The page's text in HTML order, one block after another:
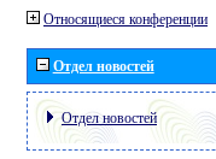
Относящиеся конференции
Отдел новостей
Отдел новостей